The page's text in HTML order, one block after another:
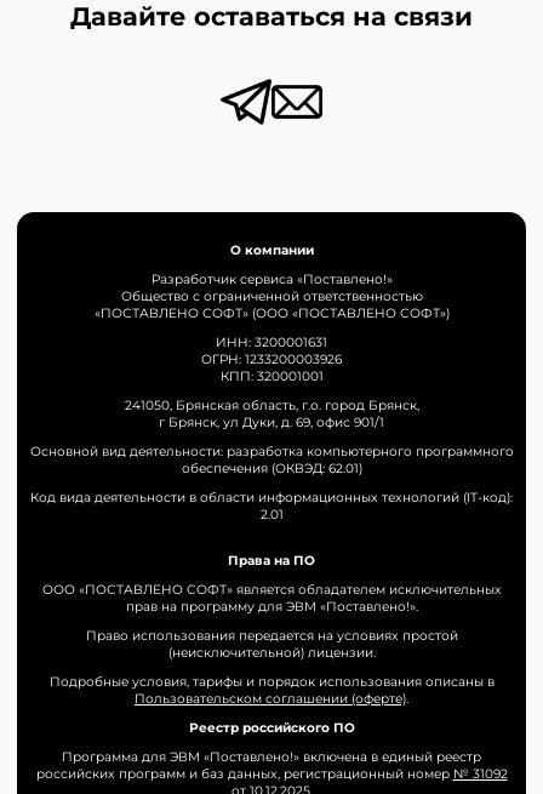
Давайте оставаться на связи
О компании
Разработчик сервиса «Поставлено!»
Общество с ограниченной ответственностью
«ПОСТАВЛЕНО СОФТ» (ООО «ПОСТАВЛЕНО СОФТ»)
ИНН: 3200001631
ОГРН: 1233200003926
КПП: 320001001
241050, Брянская область, г.о. город Брянск,
г Брянск, ул Дуки, д. 69, офис 901/1
Основной вид деятельности: разработка компьютерного программного
обеспечения (ОКВЭД: 62.01)
Код вида деятельности в области информационных технологий (IT-код):
2.01
Права на ПО
ООО «ПОСТАВЛЕНО СОФТ» является обладателем исключительных
прав на программу для ЭВМ «Поставлено!».
Право использования передается на условиях простой
(неисключительной) лицензии.
Подробные условия, тарифы и порядок использования описаны в
Пользовательском соглашении (оферте).
Реестр российского ПО
Программа для ЭВМ «Поставлено!» включена в единый реестр
российских программ и баз данных, регистрационный номер № 31092
от 10.12.2025.